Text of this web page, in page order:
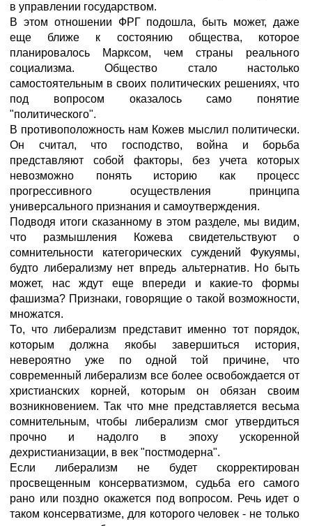
в управлении государством.
В этом отношении ФРГ подошла, быть может, даже
еще ближе к состоянию общества, которое
планировалось Марксом, чем страны реального
социализма. Общество стало настолько
самостоятельным в своих политических решениях, что
под вопросом оказалось само понятие
"политического".
В противоположность нам Кожев мыслил политически.
Он считал, что господство, война и борьба
представляют собой факторы, без учета которых
невозможно понять историю как процесс
прогрессивного осуществления принципа
универсального признания и самоутверждения.
Подводя итоги сказанному в этом разделе, мы видим,
что размышления Кожева свидетельствуют о
сомнительности категорических суждений Фукуямы,
будто либерализму нет впредь альтернатив. Но быть
может, нас ждут еще впереди и какие-то формы
фашизма? Признаки, говорящие о такой возможности,
множатся.
То, что либерализм представит именно тот порядок,
которым должна якобы завершиться история,
невероятно уже по одной той причине, что
современный либерализм все более освобождается от
христианских корней, которым он обязан своим
возникновением. Так что мне представляется весьма
сомнительным, чтобы либерализм смог утвердиться
прочно и надолго в эпоху ускоренной
дехристианизации, в век "постмодерна".
Если либерализм не будет скорректирован
просвещенным консерватизмом, судьба его самого
рано или поздно окажется под вопросом. Речь идет о
таком консерватизме, для которого человек - не только